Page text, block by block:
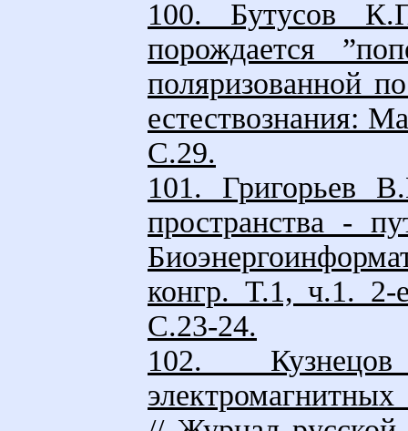
100. Бутусов
порождается
поляризованной
естествознания:
С.29.
101. Григорьев
пространства -
конгр. Т.1, ч.1. 2-
С.23-24.
102.